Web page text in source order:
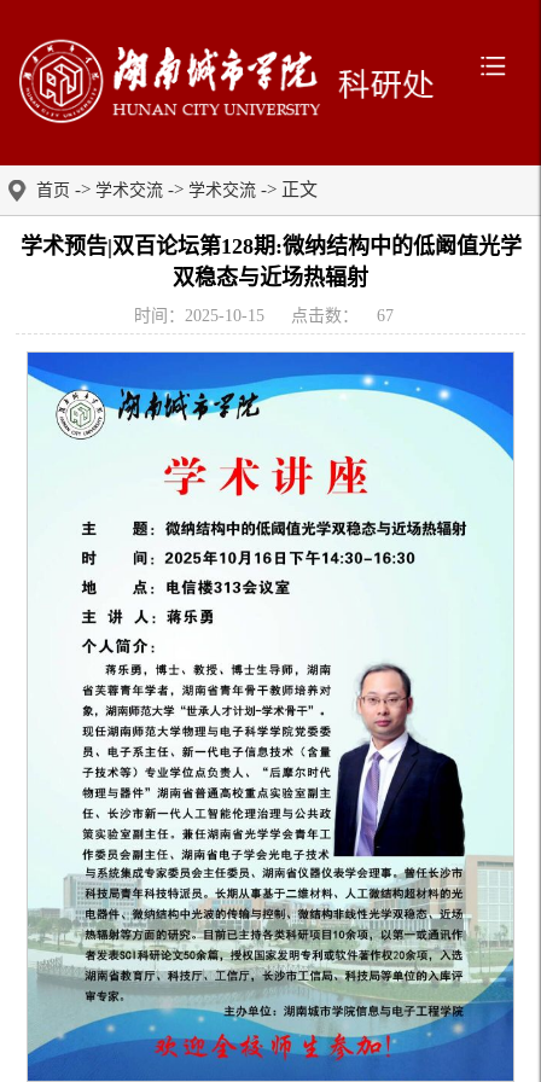
首页 -> 学术交流 -> 学术交流 -> 正文
学术预告|双百论坛第128期:微纳结构中的低阚值光学
双稳态与近场热辐射
时间：2025-10-15 点击数： 67